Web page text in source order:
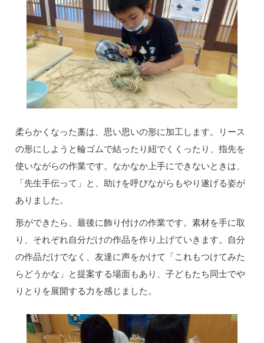
柔らかくなった藁は、思い思いの形に加工します。リース
の形にしようと輪ゴムで結ったり紐でくくったり、指先を
使いながらの作業です。なかなか上手にできないときは、
「先生手伝って」と、助けを呼びながらもやり遂げる姿が
ありました。
形ができたら、最後に飾り付けの作業です。素材を手に取
り、それぞれ自分だけの作品を作り上げていきます。自分
の作品だけでなく、友達に声をかけて「これもつけてみた
らどうかな」と提案する場面もあり、子どもたち同士でや
りとりを展開する力を感じました。